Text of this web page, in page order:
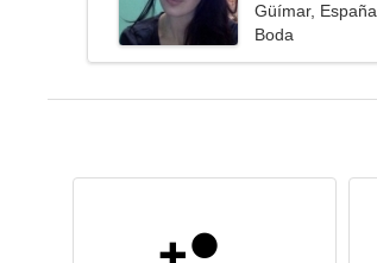
Güímar, España
Boda